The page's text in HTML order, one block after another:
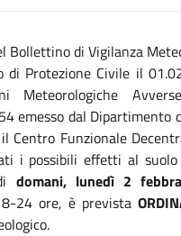
Bollettino di Vigilanza
di Protezione Civile il
Meteorologiche
emesso dal Dipartimento
Centro Funzionale
i possibili effetti al suolo
domani, lunedì 2
24 ore, è prevista